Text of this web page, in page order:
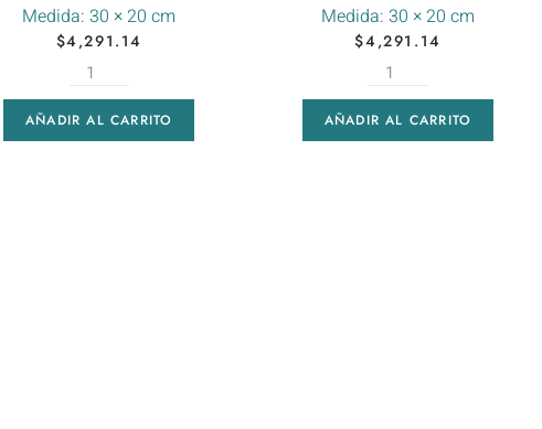
Medida:30 × 20 cm
$4,291.14
AÑADIR AL CARRITO
Medida:30 × 20 cm
$4,291.14
AÑADIR AL CARRITO